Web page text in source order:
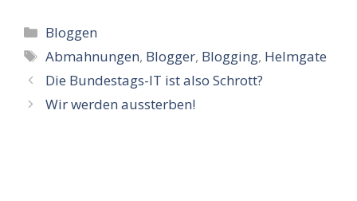
Kategorien
Bloggen
Schlagwörter
Abmahnungen, Blogger, Blogging, Helmgate
Die Bundestags-IT ist also Schrott?
Wir werden aussterben!